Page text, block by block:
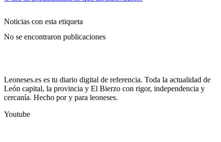
Noticias con esta etiqueta
No se encontraron publicaciones
Leoneses.es es tu diario digital de referencia. Toda la actualidad de
León capital, la provincia y El Bierzo con rigor, independencia y
cercanía. Hecho por y para leoneses.
Youtube